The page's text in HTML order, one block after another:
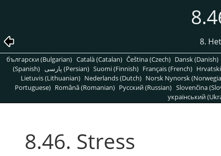
8.
български (Bulgarian) Català (Catalan) Čeština (Czech) Dansk (Danish)
(Spanish)
پارسی (Persian) Suomi (Finnish) Français (French)
Lietuvis (Lithuanian) Nederlands (Dutch) Norsk Nynorsk
Portuguese) Română (Romanian) Pусский (Russian) Slovenčina
український
8.46. Stress